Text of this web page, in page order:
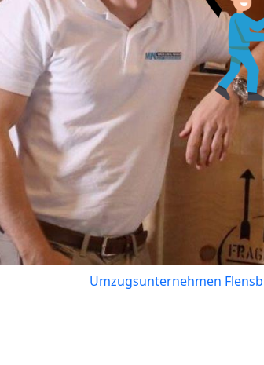
Umzugsunternehmen